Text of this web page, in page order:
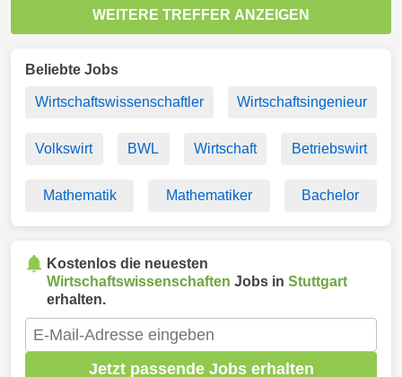
WEITERE TREFFER ANZEIGEN
Beliebte Jobs
Wirtschaftswissenschaftler Wirtschaftsingenieur
Volkswirt BWL Wirtschaft Betriebswirt
Mathematik Mathematiker Bachelor
Kostenlos die neuesten
Wirtschaftswissenschaften Jobs in Stuttgart
erhalten.
Jetzt passende Jobs erhalten